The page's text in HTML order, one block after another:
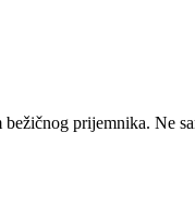
prijemnika. Ne